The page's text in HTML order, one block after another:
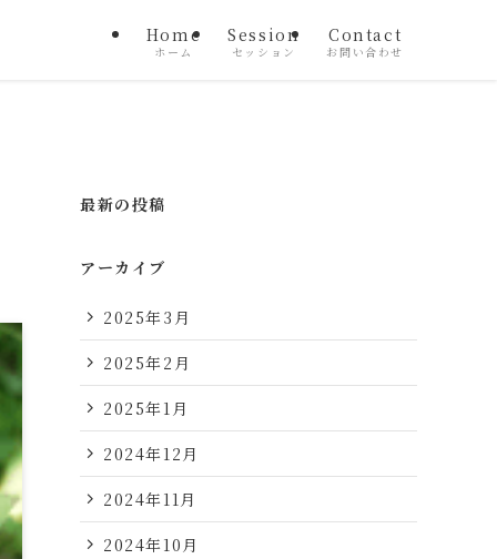
Home
ホーム
Session
セッション
Contact
お問い合わせ
最新の投稿
アーカイブ
2025年3月
2025年2月
2025年1月
2024年12月
2024年11月
2024年10月